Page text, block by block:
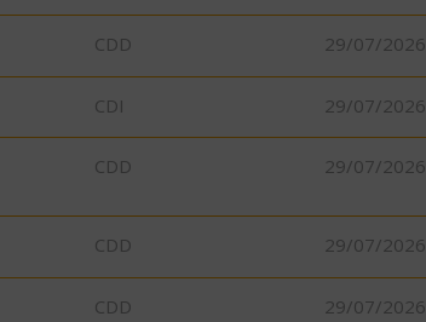
CDD 29/07/2026
CDI 29/07/2026
CDD 29/07/2026
CDD 29/07/2026
CDD 29/07/2026